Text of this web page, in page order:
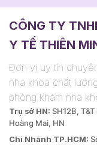
CÔNG TY
Y TẾ THIÊN
Đơn vị uy tín
nha khoa chất
phòng khám nha
Trụ sở HN: SH12B,
Hoàng Mai, HN
Chi Nhánh TP.HCM: